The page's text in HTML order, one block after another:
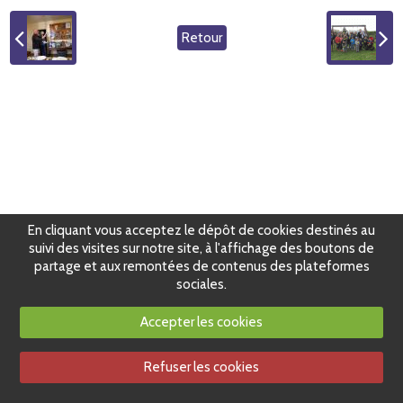
Retour
En cliquant vous acceptez le dépôt de cookies destinés au
suivi des visites sur notre site, à l'affichage des boutons de
partage et aux remontées de contenus des plateformes
sociales.
Accepter les cookies
Refuser les cookies